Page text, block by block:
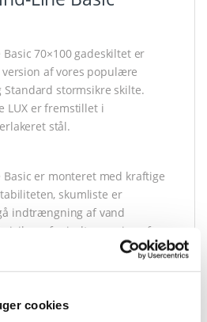
cookies
70×100 gadeskiltet er
af vores populære
Standard stormsikre skilte.
LUX er fremstillet i
stål.
er monteret med kraftige
skumliste er
indtrængning af vand
risikoen for indtrængning af
det problem i at